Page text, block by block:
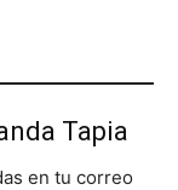
Tapia
en tu correo